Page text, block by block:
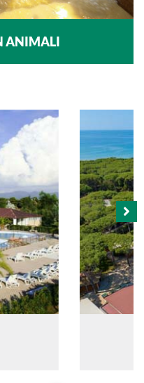
ANIMALI
PESCAIA